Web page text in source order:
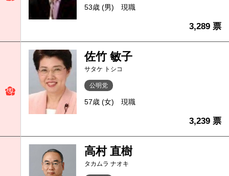
53歳 (男) 現職
3,289 票
佐竹 敏子
サタケ トシコ
公明党
57歳 (女) 現職
3,239 票
高村 直樹
タカムラ ナオキ